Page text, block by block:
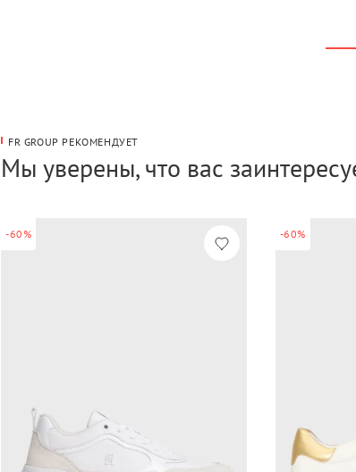
FR GROUP РЕКОМЕНДУЕТ
Мы уверены, что вас
-60% -60%